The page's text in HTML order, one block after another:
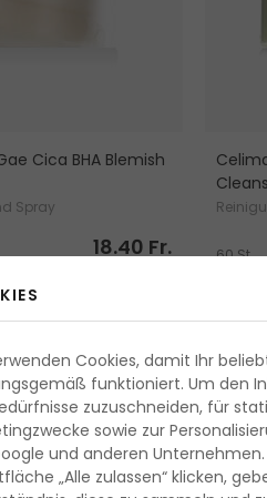
Cica BHA Blemish
Spray
18.40 Fr.
60 St.
Cookies, damit Ihr
funktioniert. Um den
zuzuschneiden, für
sowie zur
und anderen
„Alle zulassen“ klicken,